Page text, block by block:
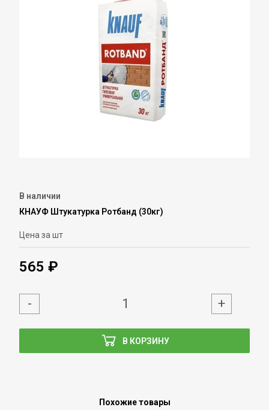
В наличии
КНАУФ Штукатурка Ротбанд (30кг)
Цена за шт
565 ₽
В КОРЗИНУ
- +
Похожие товары